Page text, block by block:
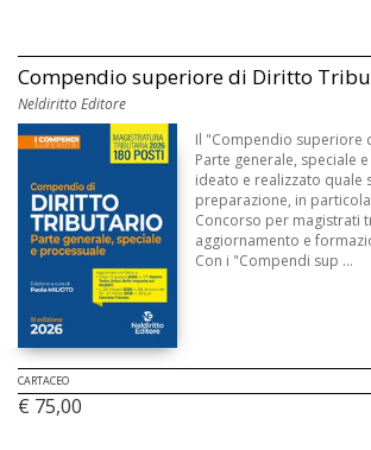
Compendio superiore di Diritto
Neldiritto Editore
Il "Compendio superiore
Parte generale, speciale
ideato e realizzato quale
preparazione, in
Concorso per magistrati
aggiornamento e
Con i "Compendi sup ...
CARTACEO
€ 75,00